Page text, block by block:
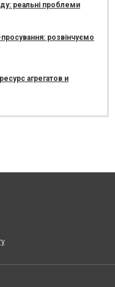
реальні проблеми
розвінчуємо
агрегатов и